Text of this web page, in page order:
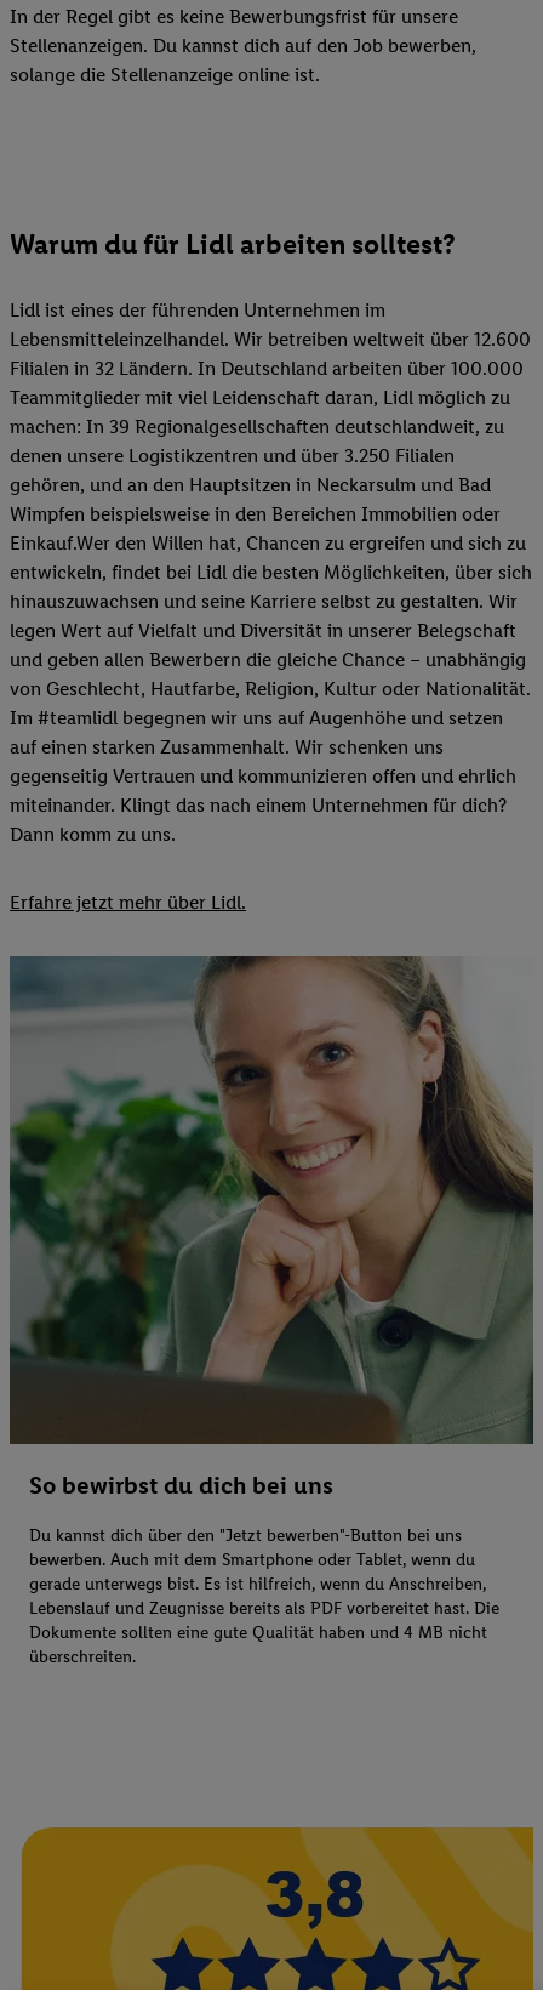
In der Regel gibt es keine Bewerbungsfrist für unsere
Stellenanzeigen. Du kannst dich auf den Job bewerben,
solange die Stellenanzeige online ist.
Warum du für Lidl arbeiten solltest?
Lidl ist eines der führenden Unternehmen im
Lebensmitteleinzelhandel. Wir betreiben weltweit über 12.600
Filialen in 32 Ländern. In Deutschland arbeiten über 100.000
Teammitglieder mit viel Leidenschaft daran, Lidl möglich zu
machen: In 39 Regionalgesellschaften deutschlandweit, zu
denen unsere Logistikzentren und über 3.250 Filialen
gehören, und an den Hauptsitzen in Neckarsulm und Bad
Wimpfen beispielsweise in den Bereichen Immobilien oder
Einkauf.Wer den Willen hat, Chancen zu ergreifen und sich zu
entwickeln, findet bei Lidl die besten Möglichkeiten, über sich
hinauszuwachsen und seine Karriere selbst zu gestalten. Wir
legen Wert auf Vielfalt und Diversität in unserer Belegschaft
und geben allen Bewerbern die gleiche Chance – unabhängig
von Geschlecht, Hautfarbe, Religion, Kultur oder Nationalität.
Im #teamlidl begegnen wir uns auf Augenhöhe und setzen
auf einen starken Zusammenhalt. Wir schenken uns
gegenseitig Vertrauen und kommunizieren offen und ehrlich
miteinander. Klingt das nach einem Unternehmen für dich?
Dann komm zu uns.​
Erfahre jetzt mehr über Lidl.
So bewirbst du dich bei uns
Du kannst dich über den "Jetzt bewerben"-Button bei uns
bewerben. Auch mit dem Smartphone oder Tablet, wenn du
gerade unterwegs bist. Es ist hilfreich, wenn du Anschreiben,
Lebenslauf und Zeugnisse bereits als PDF vorbereitet hast. Die
Dokumente sollten eine gute Qualität haben und 4 MB nicht
überschreiten.